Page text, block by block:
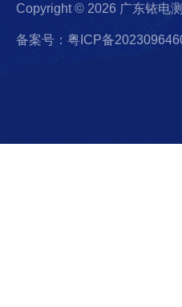
Copyright © 2026 广东铱电
备案号：粤ICP备